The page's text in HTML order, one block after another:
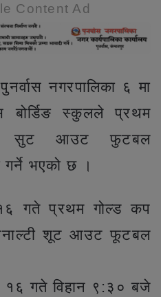
Content Ad
नगरपालिका ६ मा
बोर्डिङ स्कुलले प्रथम
सुट आउट फुटबल
गर्ने भएको छ ।
१६ गते प्रथम गोल्ड कप
पेनाल्टी शूट आउट फूटबल
१६ गते विहान ९:३० बजे